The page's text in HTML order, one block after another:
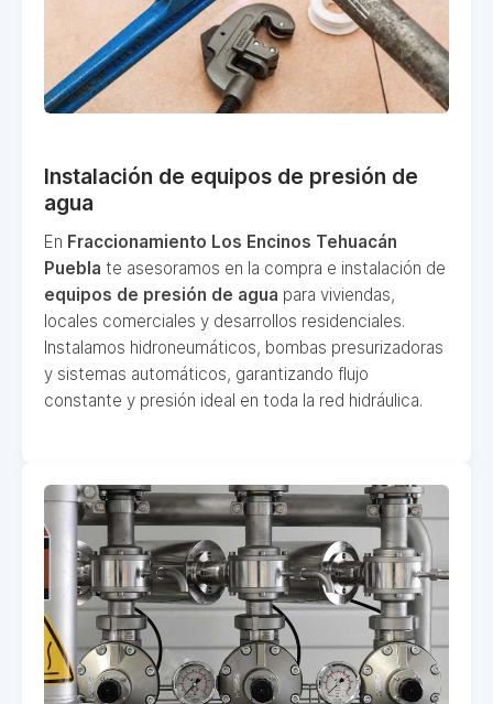
Instalación de equipos de presión de
agua
En Fraccionamiento Los Encinos Tehuacán
Puebla te asesoramos en la compra e instalación de
equipos de presión de agua para viviendas,
locales comerciales y desarrollos residenciales.
Instalamos hidroneumáticos, bombas presurizadoras
y sistemas automáticos, garantizando flujo
constante y presión ideal en toda la red hidráulica.